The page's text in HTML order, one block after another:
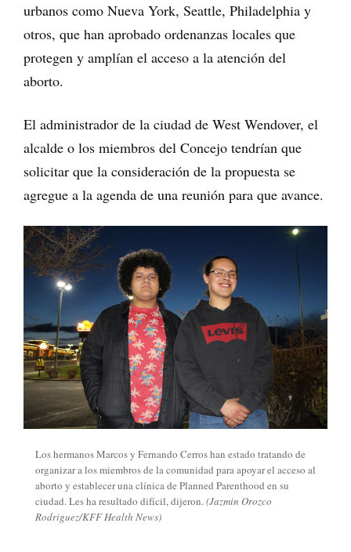
urbanos como Nueva York, Seattle, Philadelphia y
otros, que han aprobado ordenanzas locales que
protegen y amplían el acceso a la atención del
aborto.
El administrador de la ciudad de West Wendover, el
alcalde o los miembros del Concejo tendrían que
solicitar que la consideración de la propuesta se
agregue a la agenda de una reunión para que avance.
Los hermanos Marcos y Fernando Cerros han estado tratando de
organizar a los miembros de la comunidad para apoyar el acceso al
aborto y establecer una clínica de Planned Parenthood en su
ciudad. Les ha resultado difícil, dijeron.(Jazmin Orozco
Rodriguez/KFF Health News)